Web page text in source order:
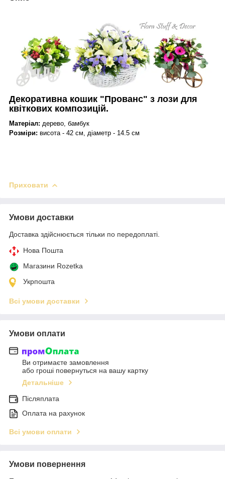
Декоративна кошик "Прованс" з лози для
квіткових композицій.
Матеріал: дерево, бамбук
Розміри: висота - 42 см, діаметр - 14.5 см
Приховати
Умови доставки
Доставка здійснюється тільки по передоплаті.
Нова Пошта
Магазини Rozetka
Укрпошта
Всі умови доставки
Умови оплати
Ви отримаєте замовлення
або гроші повернуться на вашу картку
Детальніше
Післяплата
Оплата на рахунок
Всі умови оплати
Умови повернення